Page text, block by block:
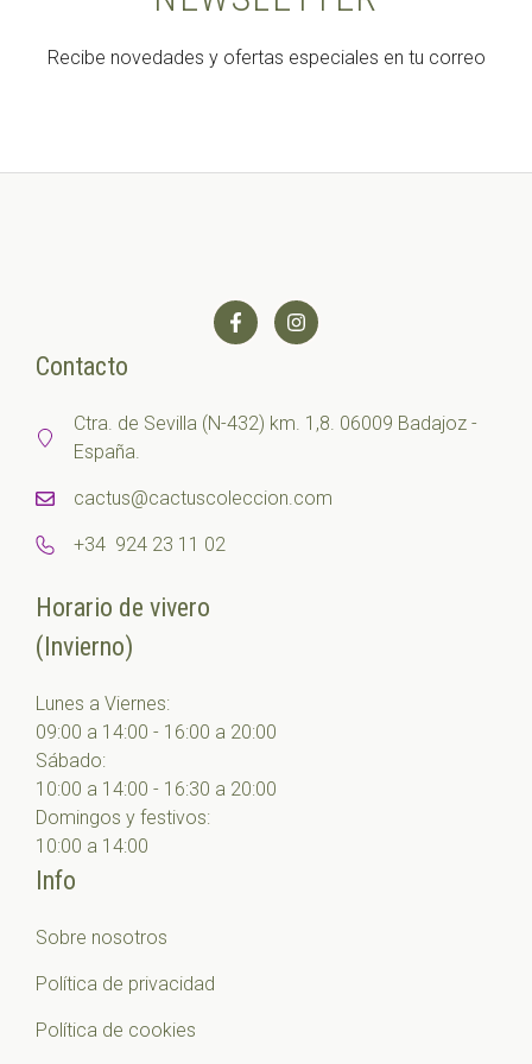
Recibe novedades y ofertas especiales en tu correo
Contacto
Ctra. de Sevilla (N-432) km. 1,8. 06009 Badajoz -
España.
cactus@cactuscoleccion.com
+34 924 23 11 02
Horario de vivero
(Invierno)
Lunes a Viernes:
09:00 a 14:00 - 16:00 a 20:00
Sábado:
10:00 a 14:00 - 16:30 a 20:00
Domingos y festivos:
10:00 a 14:00
Info
Sobre nosotros
Política de privacidad
Política de cookies